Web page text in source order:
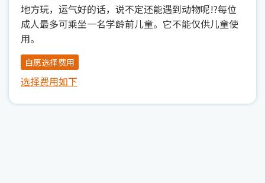
地方玩，运气好的话，说不定还能遇到动物呢!?每位
成人最多可乘坐一名学龄前儿童。它不能仅供儿童使
用。
自愿选择费用
选择费用如下